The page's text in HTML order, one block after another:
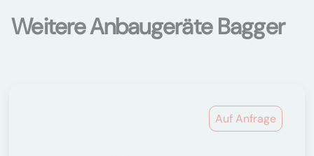
Weitere Anbaugeräte Bagger
Auf Anfrage